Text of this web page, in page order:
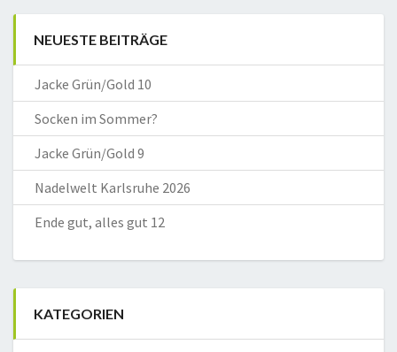
NEUESTE BEITRÄGE
Jacke Grün/Gold 10
Socken im Sommer?
Jacke Grün/Gold 9
Nadelwelt Karlsruhe 2026
Ende gut, alles gut 12
KATEGORIEN